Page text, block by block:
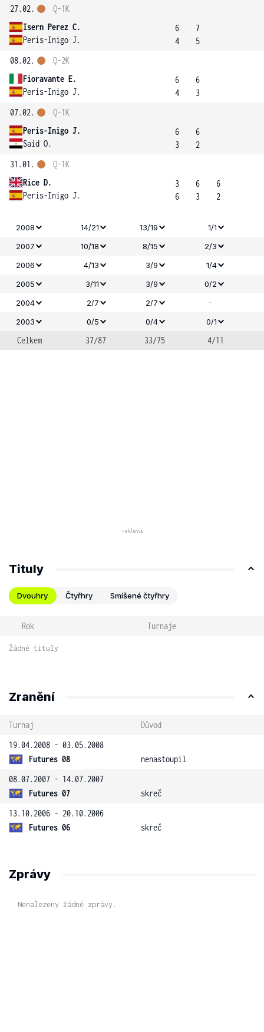
27.02.
Isern Perez C.
Peris-Inigo J.
Q-1K
6
4
7
5
08.02.
Fioravante E.
Peris-Inigo J.
Q-2K
6
4
6
3
07.02.
Peris-Inigo J.
Said O.
Q-1K
6
3
6
2
31.01.
Rice D.
Peris-Inigo J.
Q-1K
3
6
6
3
6
2
2008 14/21 13/19
1/1
2007
10/18 8/15
2/3
2006
4/13 3/9
1/4
2005
3/11 3/9
0/2
2004
2/7 2/7 -
2003 0/5 0/4 0/1
Celkem 37/87 33/75 4/11
Tituly
Dvouhry Čtyřhry Smíšené čtyřhry
Rok Turnaje
Žádné tituly
Zranění
Turnaj
Důvod
19.04.2008 - 03.05.2008
Futures 08
nenastoupil
08.07.2007 - 14.07.2007
Futures 07
skreč
13.10.2006 - 20.10.2006
Futures 06
skreč
Zprávy
Nenalezeny žádné zprávy.